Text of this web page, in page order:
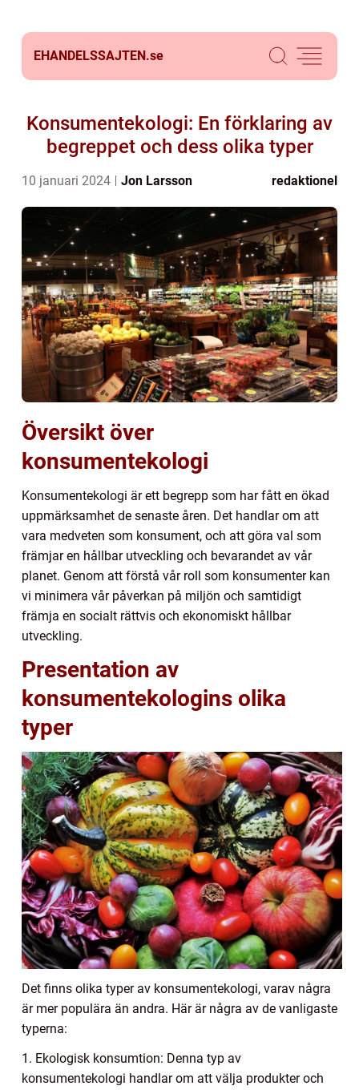
EHANDELSSAJTEN.se
Konsumentekologi: En förklaring av
begreppet och dess olika typer
10 januari 2024 Jon Larsson redaktionel
Översikt över
konsumentekologi
Konsumentekologi är ett begrepp som har fått en ökad
uppmärksamhet de senaste åren. Det handlar om att
vara medveten som konsument, och att göra val som
främjar en hållbar utveckling och bevarandet av vår
planet. Genom att förstå vår roll som konsumenter kan
vi minimera vår påverkan på miljön och samtidigt
främja en socialt rättvis och ekonomiskt hållbar
utveckling.
Presentation av
konsumentekologins olika
typer
Det finns olika typer av konsumentekologi, varav några
är mer populära än andra. Här är några av de vanligaste
typerna:
1. Ekologisk konsumtion: Denna typ av
konsumentekologi handlar om att välja produkter och